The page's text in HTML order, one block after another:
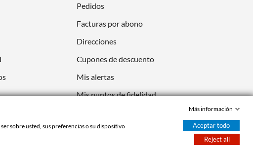
Pedidos
Facturas por abono
Direcciones
Cupones de descuento
Mis alertas
Mis puntos de fidelidad
sobre usted, sus preferencias o su dispositivo
Más información
Aceptar todo
Reject all